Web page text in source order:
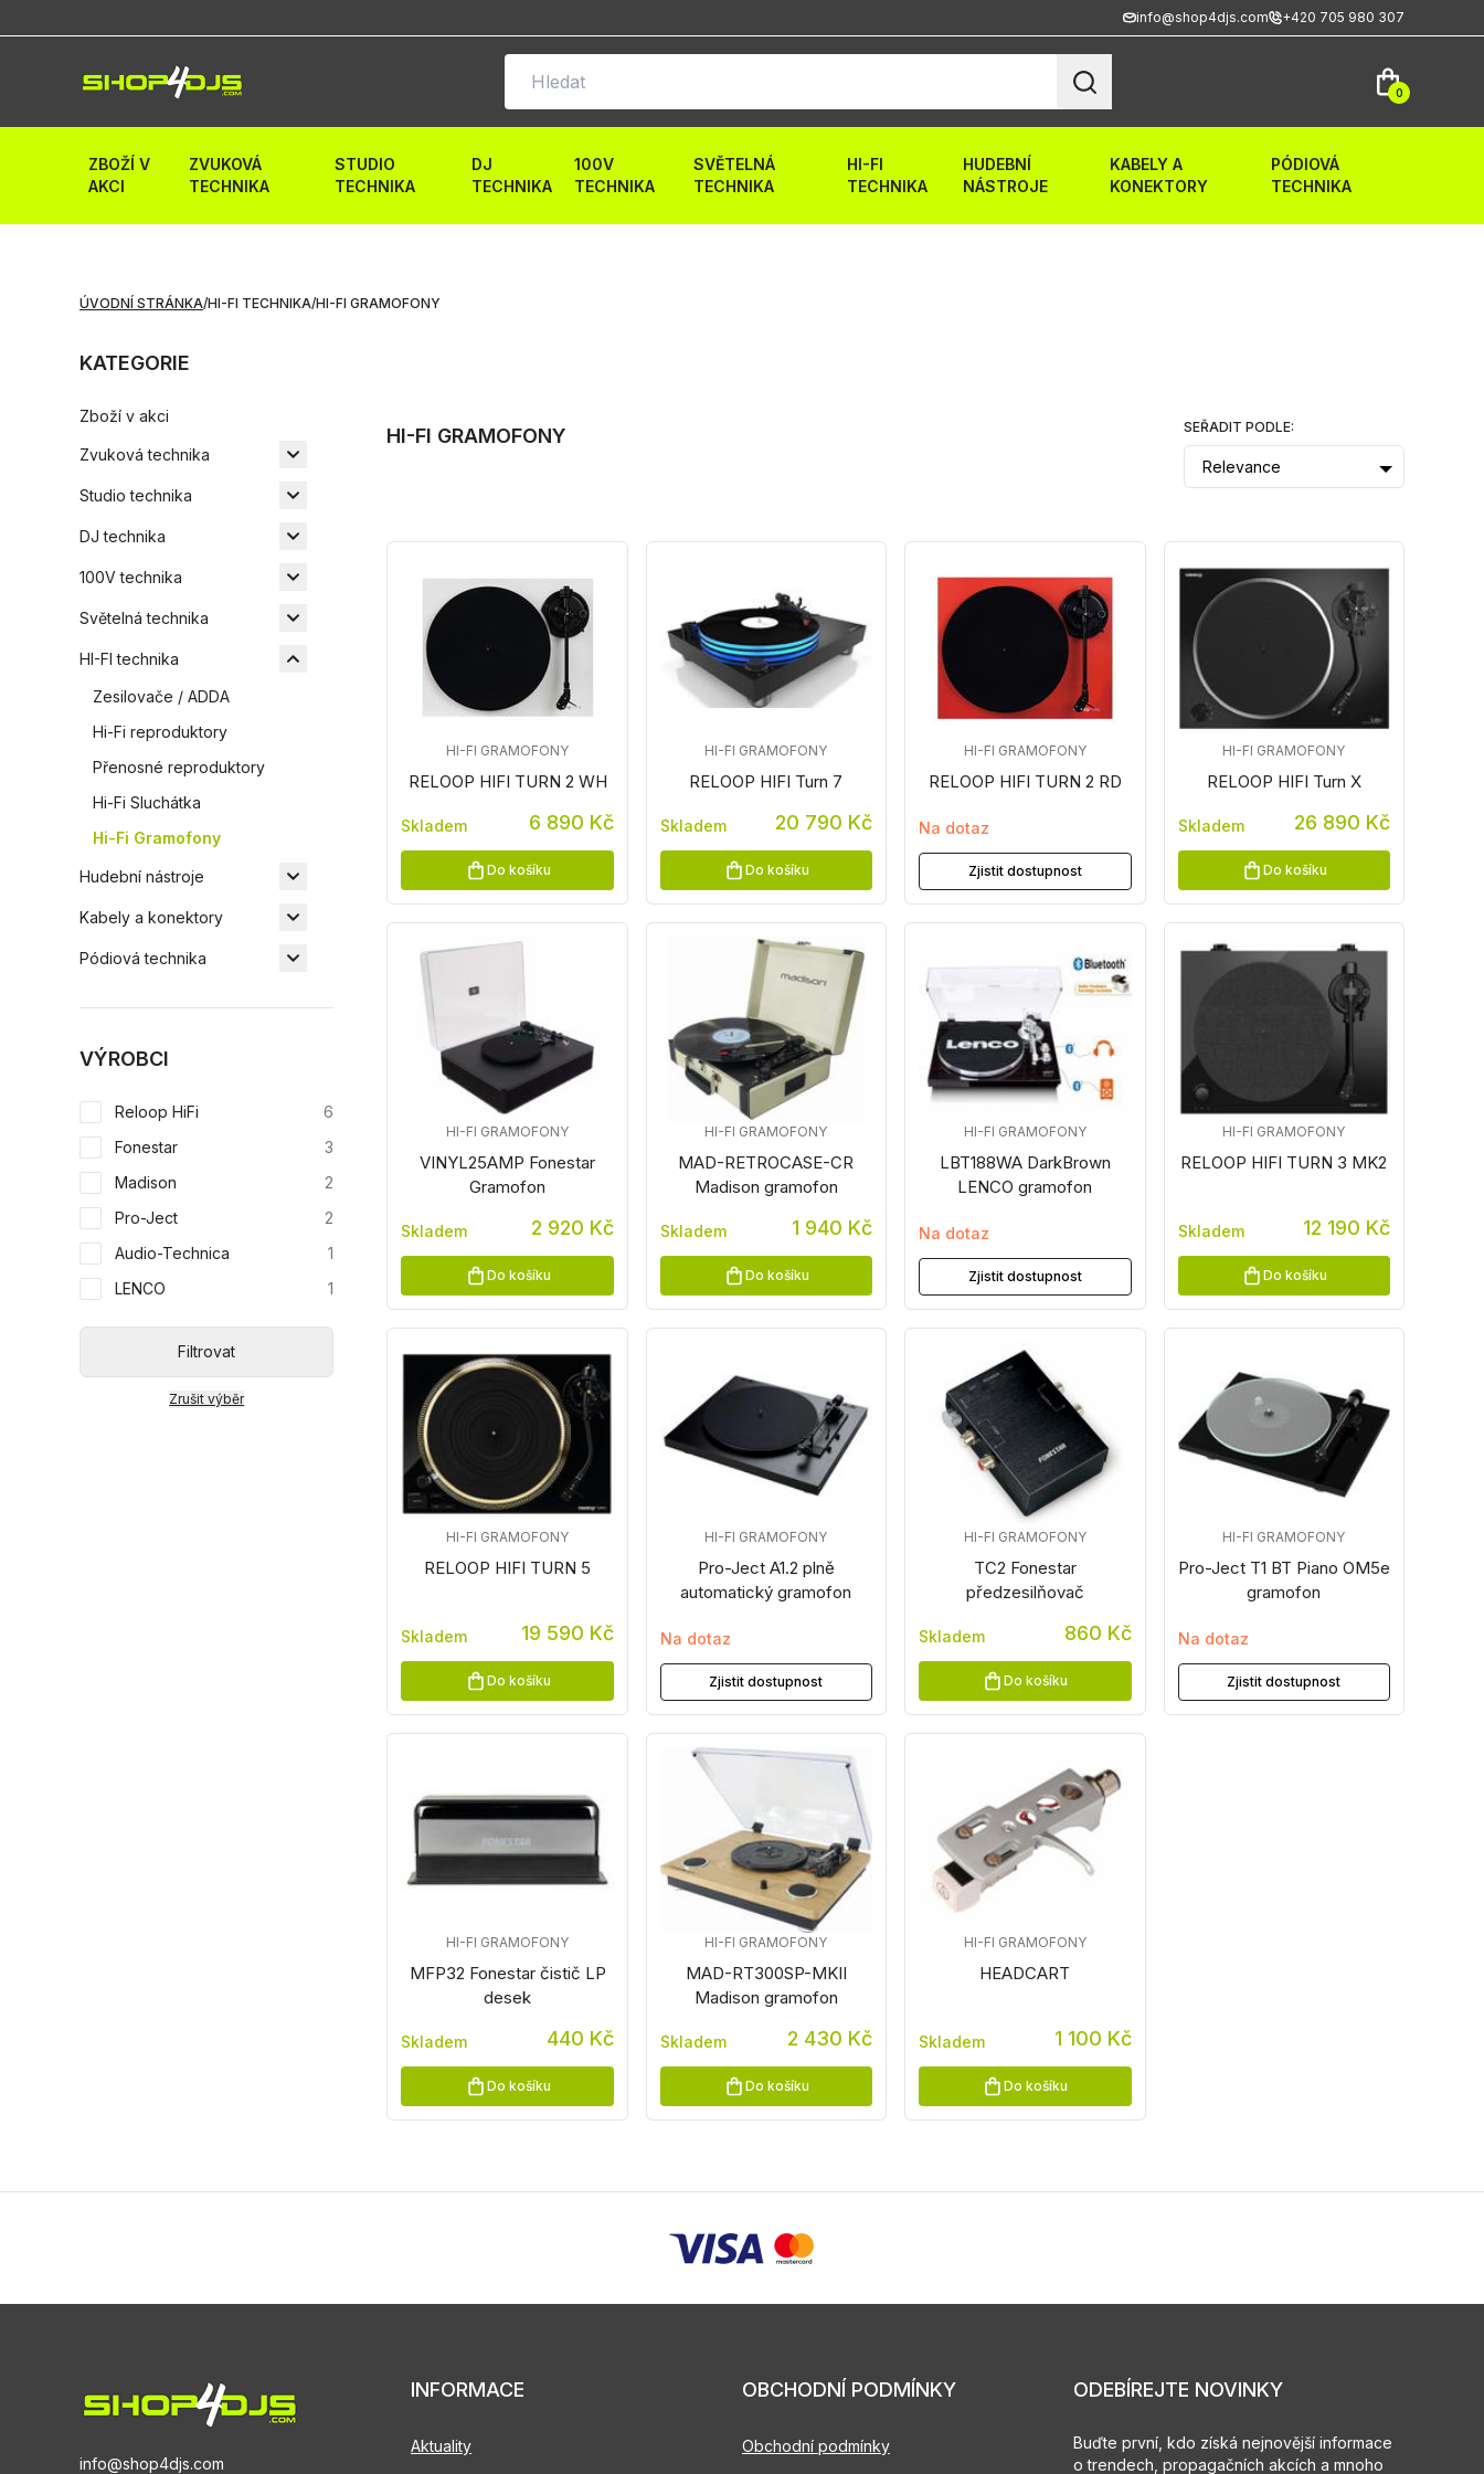
info@shop4djs.com +420 705 980 307
0
ZBOŽÍ V
AKCI
ZVUKOVÁ
TECHNIKA
STUDIO
TECHNIKA
DJ
TECHNIKA
100V
TECHNIKA
SVĚTELNÁ
TECHNIKA
HI-FI
TECHNIKA
HUDEBNÍ
NÁSTROJE
KABELY A
KONEKTORY
PÓDIOVÁ
TECHNIKA
ÚVODNÍ STRÁNKA/HI-FI TECHNIKA/HI-FI GRAMOFONY
KATEGORIE
Zboží v akci
Zvuková technika
Studio technika
DJ technika
100V technika
Světelná technika
HI-FI technika
Zesilovače / ADDA
Hi-Fi reproduktory
Přenosné reproduktory
Hi-Fi Sluchátka
Hi-Fi Gramofony
Hudební nástroje
Kabely a konektory
Pódiová technika
VÝROBCI
Reloop HiFi
6
Fonestar
3
Madison
2
Pro-Ject
2
Audio-Technica
1
LENCO
1
Filtrovat
Zrušit výběr
HI-FI GRAMOFONY SEŘADIT PODLE:
Relevance
RELOOP HIFI TURN 2 WH
HI-FI GRAMOFONY
Skladem 6 890 Kč
Do košíku
RELOOP HIFI Turn 7
HI-FI GRAMOFONY
Skladem 20 790 Kč
Do košíku
RELOOP HIFI TURN 2 RD
HI-FI GRAMOFONY
Na dotaz
Zjistit dostupnost
RELOOP HIFI Turn X
HI-FI GRAMOFONY
Skladem 26 890 Kč
Do košíku
VINYL25AMP Fonestar
Gramofon
HI-FI GRAMOFONY
Skladem 2 920 Kč
Do košíku
MAD-RETROCASE-CR
Madison gramofon
HI-FI GRAMOFONY
Skladem 1 940 Kč
Do košíku
LBT188WA DarkBrown
LENCO gramofon
HI-FI GRAMOFONY
Na dotaz
Zjistit dostupnost
RELOOP HIFI TURN 3 MK2
HI-FI GRAMOFONY
Skladem 12 190 Kč
Do košíku
RELOOP HIFI TURN 5
HI-FI GRAMOFONY
Skladem 19 590 Kč
Do košíku
Pro-Ject A1.2 plně
automatický gramofon
HI-FI GRAMOFONY
Na dotaz
Zjistit dostupnost
TC2 Fonestar
předzesilňovač
HI-FI GRAMOFONY
Skladem 860 Kč
Do košíku
Pro-Ject T1 BT Piano OM5e
gramofon
HI-FI GRAMOFONY
Na dotaz
Zjistit dostupnost
MFP32 Fonestar čistič LP
desek
HI-FI GRAMOFONY
Skladem 440 Kč
Do košíku
MAD-RT300SP-MKII
Madison gramofon
HI-FI GRAMOFONY
Skladem 2 430 Kč
Do košíku
HEADCART
HI-FI GRAMOFONY
Skladem 1 100 Kč
Do košíku
info@shop4djs.com
INFORMACE
Aktuality
OBCHODNÍ PODMÍNKY
Obchodní podmínky
ODEBÍREJTE NOVINKY
Buďte první, kdo získá nejnovější informace
o trendech, propagačních akcích a mnoho